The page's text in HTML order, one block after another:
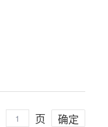
页 确定